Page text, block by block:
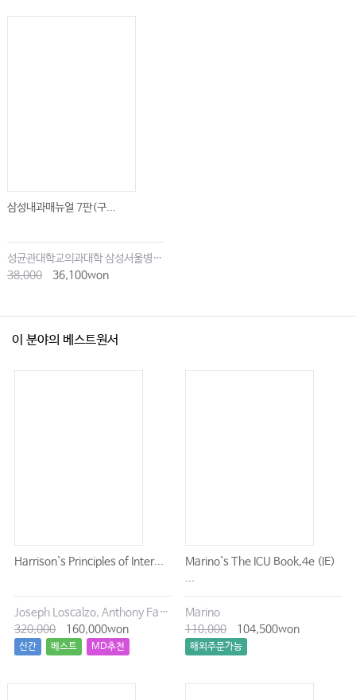
삼성내과매뉴얼 7판(구...
성균관대학교의과대학 삼성서울병원내과
38,000
36,100won
이 분야의 베스트원서
Harrison`s Principles of Inter...
Joseph Loscalzo, Anthony Fauci, Dennis Kasper, Stephen Hauser, Dan Longo, J. Larry Jameson
320,000
160,000won
신간 베스트 MD추천
Marino`s The ICU Book,4e (IE)
...
Marino
110,000
104,500won
해외주문가능